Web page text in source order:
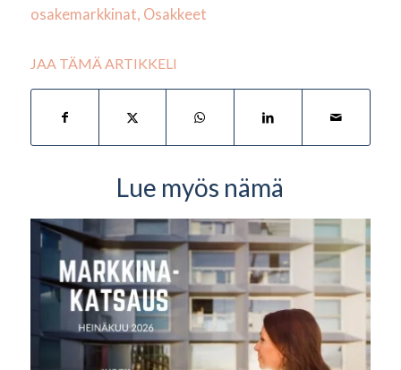
osakemarkkinat, Osakkeet
JAA TÄMÄ ARTIKKELI
Lue myös nämä